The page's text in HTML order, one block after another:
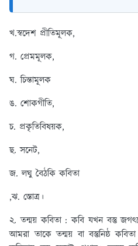
খ.স্বদেশ প্রীতিমূলক,
গ. প্রেমমূলক,
ঘ. চিন্তামূলক
ঙ. শোকগীতি,
চ. প্রকৃতিবিষয়ক,
ছ. সনেট,
জ. লঘু বৈঠকি কবিতা
,ঝ. স্তোত্র।
২. তন্ময় কবিতা : কবি যখন বস্তু
আমরা তাকে তন্ময় বা বস্তুনিষ্ঠ